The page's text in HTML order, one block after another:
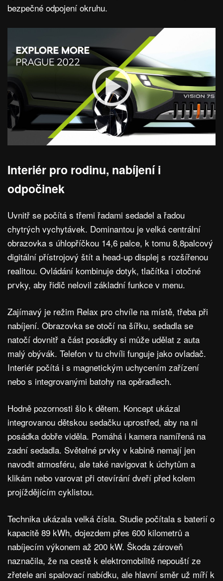
bezpečné odpojení okruhu.
Interiér pro rodinu, nabíjení i
odpočinek
Uvnitř se počítá s třemi řadami sedadel a řadou
chytrých vychytávek. Dominantou je velká centrální
obrazovka s úhlopříčkou 14,6 palce, k tomu 8,8palcový
digitální přístrojový štít a head-up displej s rozšířenou
realitou. Ovládání kombinuje dotyk, tlačítka i otočné
prvky, aby řidič nelovil základní funkce v menu.
Zajímavý je režim Relax pro chvíle na místě, třeba při
nabíjení. Obrazovka se otočí na šířku, sedadla se
natočí dovnitř a část posádky si může udělat z auta
malý obývák. Telefon v tu chvíli funguje jako ovladač.
Interiér počítá i s magnetickým uchycením zařízení
nebo s integrovanými batohy na opěradlech.
Hodně pozornosti šlo k dětem. Koncept ukázal
integrovanou dětskou sedačku uprostřed, aby na ni
posádka dobře viděla. Pomáhá i kamera namířená na
zadní sedadla. Světelné prvky v kabině nemají jen
navodit atmosféru, ale také navigovat k úchytům a
klikám nebo varovat při otevírání dveří před kolem
projíždějícím cyklistou.
Technika ukázala velká čísla. Studie počítala s baterií o
kapacitě 89 kWh, dojezdem přes 600 kilometrů a
nabíjecím výkonem až 200 kW. Škoda zároveň
naznačila, že na cestě k elektromobilitě nepouští ze
zřetele ani spalovací nabídku, ale hlavní směr už míří k